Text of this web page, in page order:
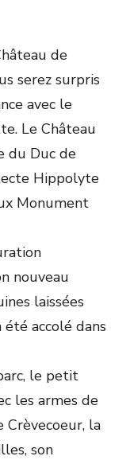
de
serez surpris
avec le
Le Château
du Duc de
Hippolyte
Monument
nouveau
laissées
accolé dans
le petit
les armes de
la
son